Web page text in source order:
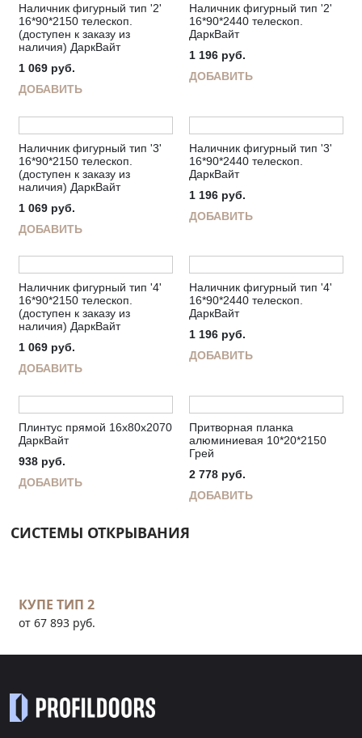
Наличник фигурный тип '2'
16*90*2150 телескоп.
(доступен к заказу из
наличия) ДаркВайт
1 069 руб.
ДОБАВИТЬ
Наличник фигурный тип '2'
16*90*2440 телескоп.
ДаркВайт
1 196 руб.
ДОБАВИТЬ
Наличник фигурный тип '3'
16*90*2150 телескоп.
(доступен к заказу из
наличия) ДаркВайт
1 069 руб.
ДОБАВИТЬ
Наличник фигурный тип '3'
16*90*2440 телескоп.
ДаркВайт
1 196 руб.
ДОБАВИТЬ
Наличник фигурный тип '4'
16*90*2150 телескоп.
(доступен к заказу из
наличия) ДаркВайт
1 069 руб.
ДОБАВИТЬ
Наличник фигурный тип '4'
16*90*2440 телескоп.
ДаркВайт
1 196 руб.
ДОБАВИТЬ
Плинтус прямой 16х80х2070
ДаркВайт
938 руб.
ДОБАВИТЬ
Притворная планка
алюминиевая 10*20*2150
Грей
2 778 руб.
ДОБАВИТЬ
СИСТЕМЫ ОТКРЫВАНИЯ
КУПЕ ТИП 2
от 67 893 руб.